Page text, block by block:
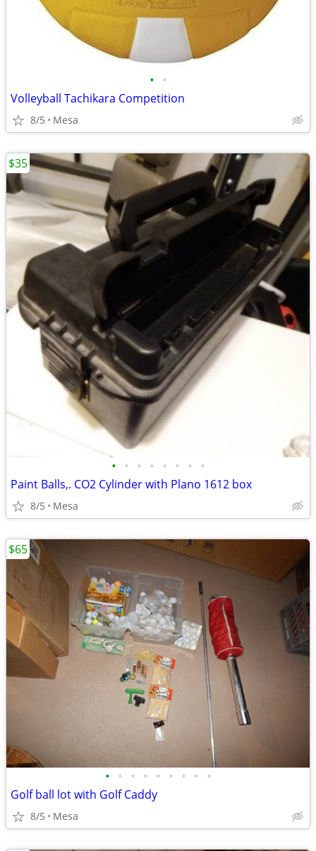
• •
Volleyball Tachikara Competition
8/5 Mesa
• • • • • • • •
Paint Balls,. CO2 Cylinder with Plano 1612 box
8/5 Mesa
$35
• • • • • • • • •
Golf ball lot with Golf Caddy
8/5 Mesa
$65